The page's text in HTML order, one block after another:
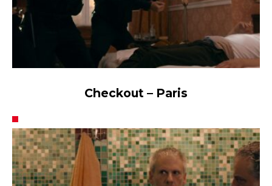
Checkout – Paris